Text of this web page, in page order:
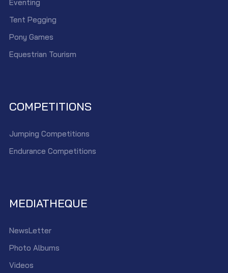
Eventing
Tent Pegging
Pony Games
Equestrian Tourism
COMPETITIONS
Jumping Competitions
Endurance Competitions
MEDIATHEQUE
NewsLetter
Photo Albums
Videos